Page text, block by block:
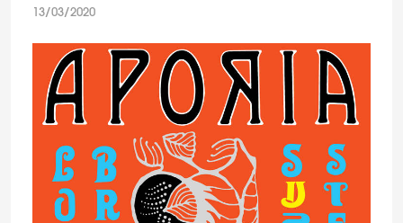
13/03/2020